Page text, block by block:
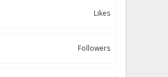
Likes
Followers